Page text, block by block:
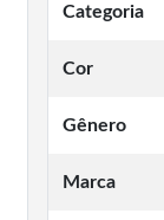
Categoria
Cor
Gênero
Marca